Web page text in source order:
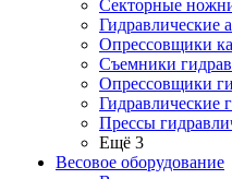
Секторные
Гидравлические
Опрессовщики
Съемники
Опрессовщики
Гидравлические
Прессы
Ещё 3
Весовое оборудование